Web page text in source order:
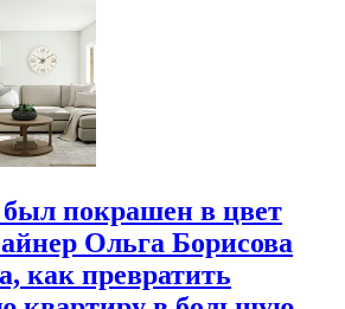
покрашен в цвет
Ольга Борисова
как превратить